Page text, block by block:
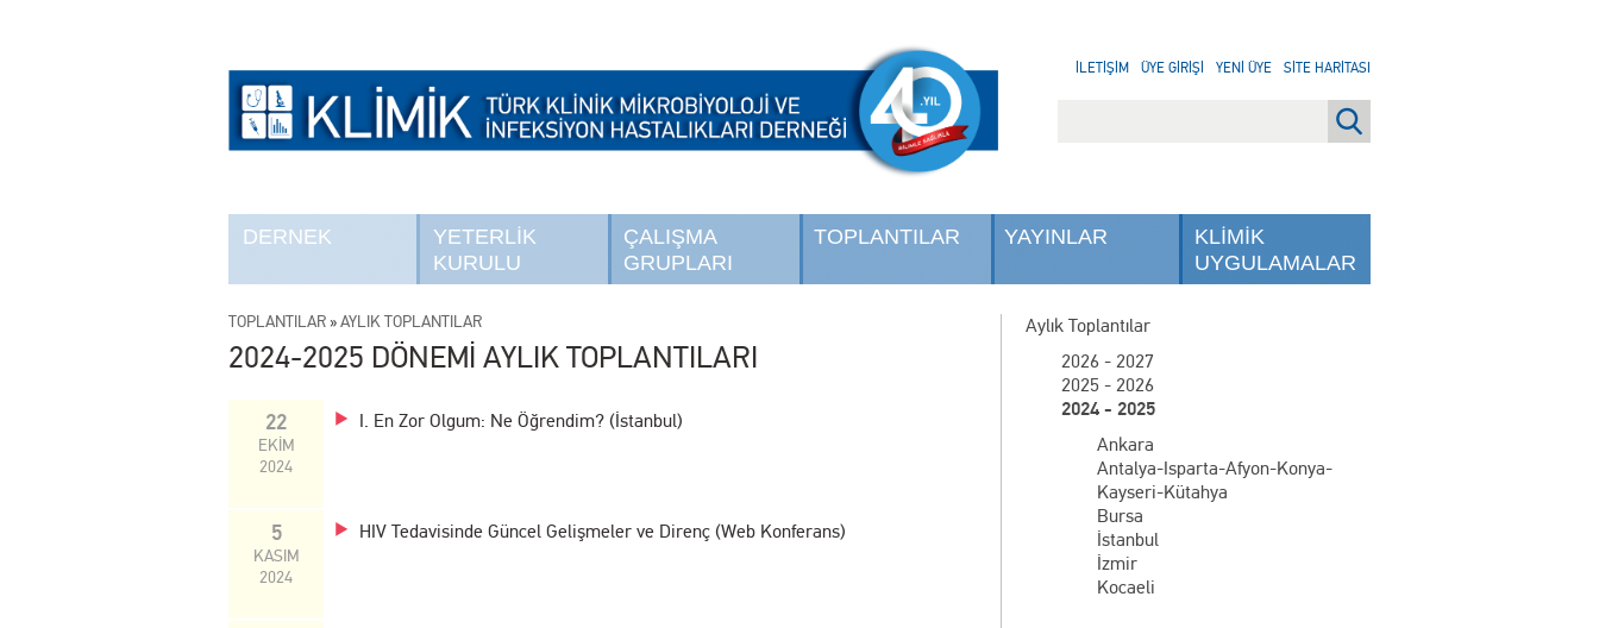
DERNEK
YETERLİK
KURULU
ÇALIŞMA
GRUPLARI
TOPLANTILAR YAYINLAR
KLİMİK
UYGULAMALAR
İLETİŞİM ÜYE GİRİŞİ YENİ ÜYE SİTE HARİTASI
Aylık Toplantılar
2026 - 2027
2025 - 2026
2024 - 2025
Ankara
Antalya-Isparta-Afyon-Konya-
Kayseri-Kütahya
Bursa
İstanbul
İzmir
Kocaeli
TOPLANTILAR »AYLIK TOPLANTILAR
2024-2025 DÖNEMİ AYLIK TOPLANTILARI
22
EKİM
2024
I. En Zor Olgum: Ne Öğrendim? (İstanbul)
5
KASIM
2024
HIV Tedavisinde Güncel Gelişmeler ve Direnç (Web Konferans)